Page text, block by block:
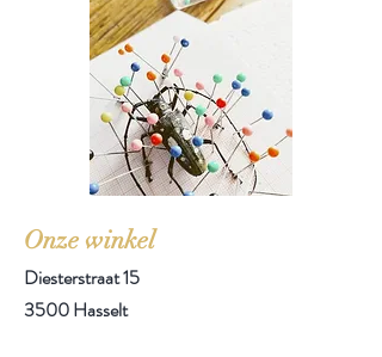
Onze winkel
Diesterstraat 15
3500 Hasselt